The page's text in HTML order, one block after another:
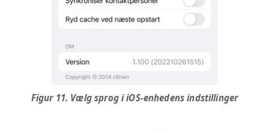
Figur 11. Vælg sprog i iOS-enhedens indstillinger